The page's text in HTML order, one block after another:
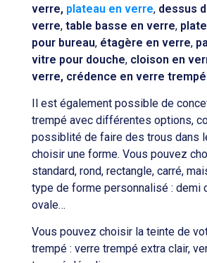
verre, plateau en verre, dessus
verre, table basse en verre,
pour bureau, étagère en verre,
vitre pour douche, cloison en
verre, crédence en verre trempé
Il est également possible de
trempé avec différentes options,
possiblité de faire des trous dans
choisir une forme. Vous pouvez
standard, rond, rectangle, carré,
type de forme personnalisé : demi
ovale…
Vous pouvez choisir la teinte de
trempé : verre trempé extra clair,